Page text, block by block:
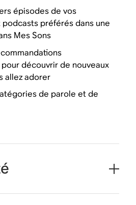
épisodes de vos
préférés dans une
Mes Sons
découvrir de nouveaux
allez adorer
de parole et de